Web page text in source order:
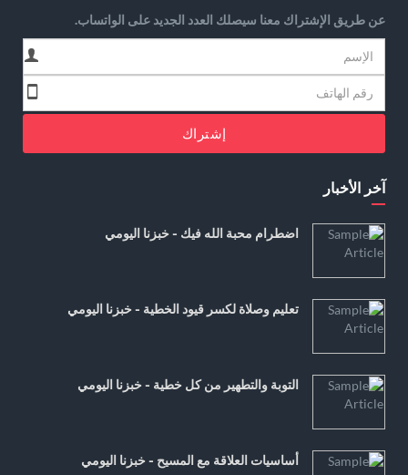
عن طريق الإشتراك معنا سيصلك العدد الجديد على الواتساب.
إشتراك
آخر الأخبار
اضطرام محبة الله فيك - خبزنا اليومي
تعليم وصلاة لكسر قيود الخطية - خبزنا اليومي
التوبة والتطهير من كل خطية - خبزنا اليومي
أساسيات العلاقة مع المسيح - خبزنا اليومي